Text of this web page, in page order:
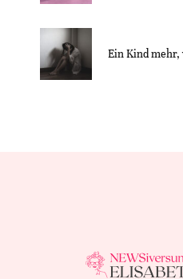
Ein Kind